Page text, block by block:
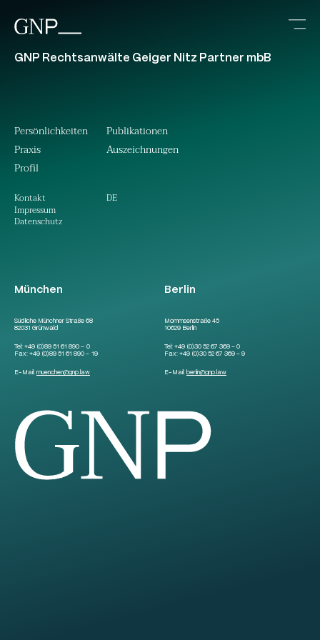
GNP Rechtsanwälte Geiger Nitz Partner mbB
München
Südliche Münchner Straße 68
82031 Grünwald
Tel:+49 (0)89 51 61 890 – 0
Fax:+49 (0)89 51 61 890 – 19
E-Mail:muenchen@gnp.law
Berlin
Mommsenstraße 45
10629 Berlin
Tel: +49 (0)30 52 67 369 – 0
Fax: +49 (0)30 52 67 369 – 9
E-Mail: berlin@gnp.law
Persönlichkeiten
Praxis
Profil
Kontakt
Impressum
Datenschutz
Publikationen
Auszeichnungen
DE